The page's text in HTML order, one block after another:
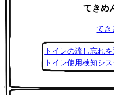
てきめ
てき
トイレの流し忘れ
トイレ使用検知シ